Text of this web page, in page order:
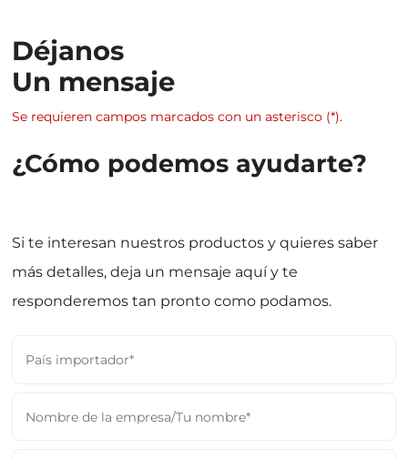
Déjanos
Un mensaje
Se requieren campos marcados con un asterisco (*).
¿Cómo podemos ayudarte?
Si te interesan nuestros productos y quieres saber
más detalles, deja un mensaje aquí y te
responderemos tan pronto como podamos.